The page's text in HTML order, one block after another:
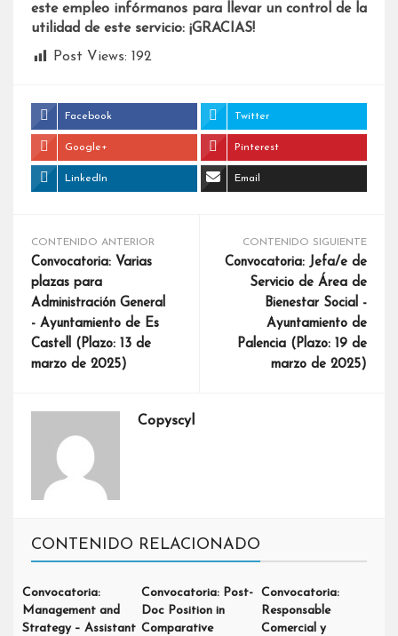
este empleo infórmanos para llevar un control de la
utilidad de este servicio: ¡GRACIAS!
Post Views: 192
Facebook Twitter
Google+ Pinterest
LinkedIn Email
CONTENIDO ANTERIOR
Convocatoria: Varias
plazas para
Administración General
- Ayuntamiento de Es
Castell (Plazo: 13 de
marzo de 2025)
CONTENIDO SIGUIENTE
Convocatoria: Jefa/e de
Servicio de Área de
Bienestar Social -
Ayuntamiento de
Palencia (Plazo: 19 de
marzo de 2025)
Copyscyl
CONTENIDO RELACIONADO
Convocatoria:
Management and
Strategy – Assistant
Convocatoria: Post-
Doc Position in
Comparative
Convocatoria:
Responsable
Comercial y